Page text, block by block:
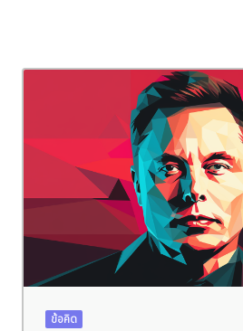
ข้อคิด